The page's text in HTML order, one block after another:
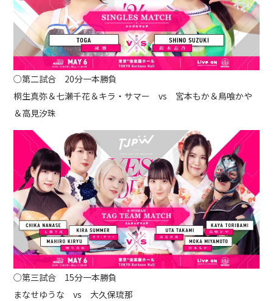
○第二試合 20分一本勝負
桐生真弥＆七瀬千花＆キラ・サマー vs 宮本もか＆鳥喰かや
＆高見汐珠
○第三試合 15分一本勝負
まなせゆうな vs 大久保琉那